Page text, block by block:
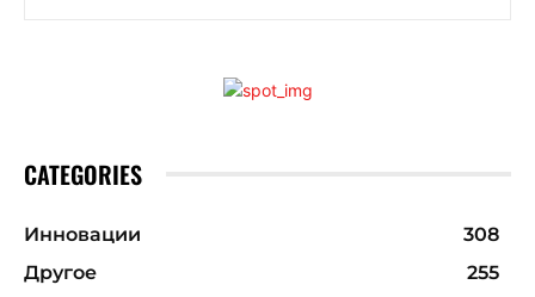
CATEGORIES
Инновации
308
Другое
255